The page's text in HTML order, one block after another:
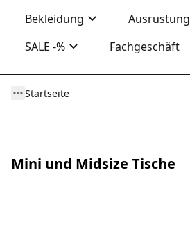
Bekleidung
Ausrüstung
SALE -%
Fachgeschäft
Startseite
Mini und Midsize Tische